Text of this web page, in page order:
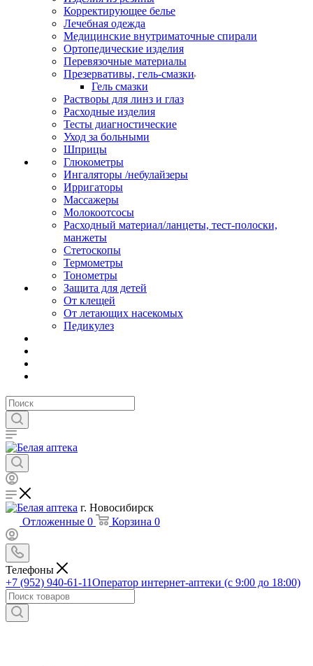
Корректирующее белье
Лечебная одежда
Медицинские внутриматочные спирали
Ортопедические изделия
Перевязочные материалы
Презервативы, гель-смазки
Гель смазки
Растворы для линз и глаз
Расходные изделия
Тесты диагностические
Уход за больными
Шприцы
Глюкометры
Ингаляторы /небулайзеры
Ирригаторы
Массажеры
Молокоотсосы
Расходный материал/ланцеты, тест-полоски,
манжеты
Стетоскопы
Термометры
Тонометры
Защита для детей
От клещей
От летающих насекомых
Педикулез
г. Новосибирск
Отложенные 0 Корзина 0
Телефоны
+7 (952) 940-61-11Оператор интернет-аптеки (с 9:00 до 18:00)